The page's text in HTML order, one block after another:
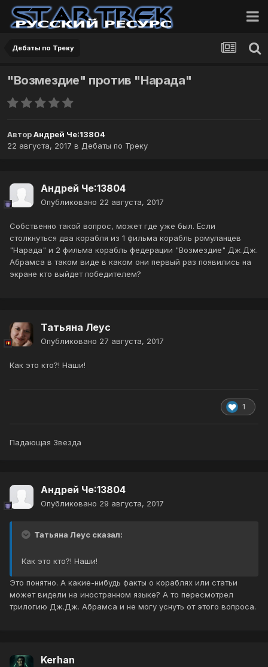
Дебаты по Треку
"Возмездие" против "Нарада"
АвторАндрей Че:13804
22 августа, 2017 в Дебаты по Треку
Андрей Че:13804
Опубликовано 22 августа, 2017
Собственно такой вопрос, может где уже был. Если
столкнуться два корабля из 1 фильма корабль ромуланцев
"Нарада" и 2 фильма корабль федерации "Возмездие" Дж.Дж.
Абрамса в таком виде в каком они первый раз появились на
экране кто выйдет победителем?
Татьяна Леус
Опубликовано 27 августа, 2017
Как это кто?! Наши!
1
Падающая Звезда
Андрей Че:13804
Опубликовано 29 августа, 2017
Татьяна Леус сказал:
Как это кто?! Наши!
Это понятно. А какие-нибудь факты о кораблях или статьи
может видели на иностранном языке? А то пересмотрел
трилогию Дж.Дж. Абрамса и не могу уснуть от этого вопроса.
Kerhan